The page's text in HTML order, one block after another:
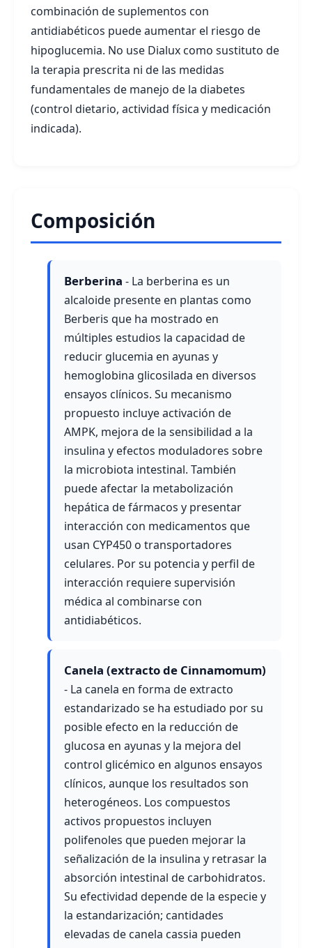
combinación de suplementos con
antidiabéticos puede aumentar el riesgo de
hipoglucemia. No use Dialux como sustituto de
la terapia prescrita ni de las medidas
fundamentales de manejo de la diabetes
(control dietario, actividad física y medicación
indicada).
Composición
Berberina - La berberina es un
alcaloide presente en plantas como
Berberis que ha mostrado en
múltiples estudios la capacidad de
reducir glucemia en ayunas y
hemoglobina glicosilada en diversos
ensayos clínicos. Su mecanismo
propuesto incluye activación de
AMPK, mejora de la sensibilidad a la
insulina y efectos moduladores sobre
la microbiota intestinal. También
puede afectar la metabolización
hepática de fármacos y presentar
interacción con medicamentos que
usan CYP450 o transportadores
celulares. Por su potencia y perfil de
interacción requiere supervisión
médica al combinarse con
antidiabéticos.
Canela (extracto de Cinnamomum)
- La canela en forma de extracto
estandarizado se ha estudiado por su
posible efecto en la reducción de
glucosa en ayunas y la mejora del
control glicémico en algunos ensayos
clínicos, aunque los resultados son
heterogéneos. Los compuestos
activos propuestos incluyen
polifenoles que pueden mejorar la
señalización de la insulina y retrasar la
absorción intestinal de carbohidratos.
Su efectividad depende de la especie y
la estandarización; cantidades
elevadas de canela cassia pueden